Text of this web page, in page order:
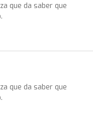
que da saber que
que da saber que